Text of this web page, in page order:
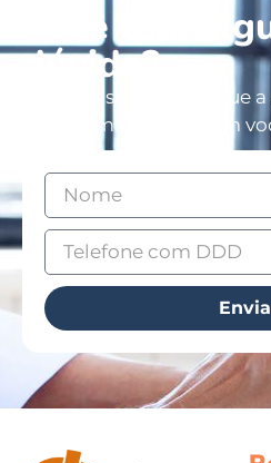
Você tem
dúvida?
Deixe os seus dados que
entrar em contato com